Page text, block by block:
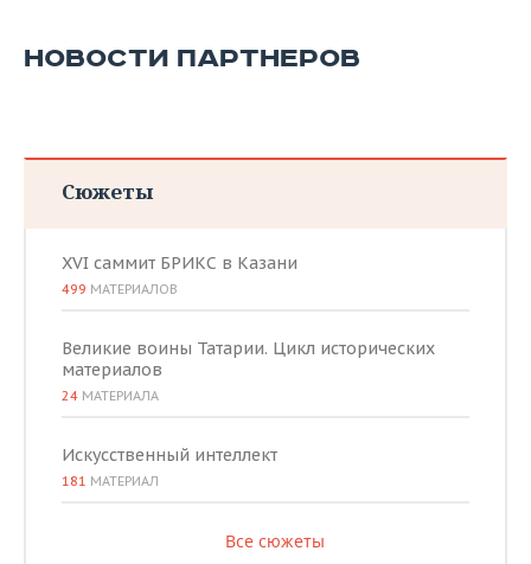
НОВОСТИ ПАРТНЕРОВ
Сюжеты
XVI саммит БРИКС в Казани
499 МАТЕРИАЛОВ
Великие воины Татарии. Цикл исторических
материалов
24 МАТЕРИАЛА
Искусственный интеллект
181 МАТЕРИАЛ
Все сюжеты